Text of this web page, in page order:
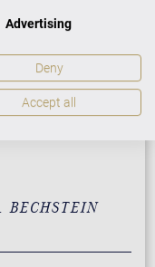
150.000 €
BECHSTEIN
Advertising
Deny
Accept all